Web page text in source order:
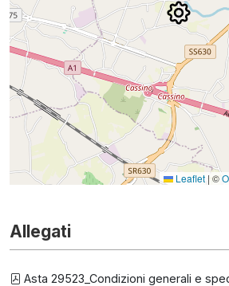
Leaflet | ©
Allegati
Asta 29523_Condizioni generali e